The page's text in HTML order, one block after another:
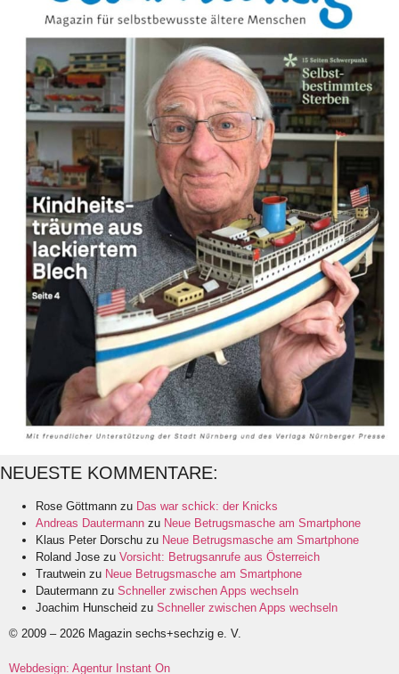
NEUESTE KOMMENTARE:
Rose Göttmann zu Das war schick: der Knicks
Andreas Dautermann zu Neue Betrugsmasche am Smartphone
Klaus Peter Dorschu zu Neue Betrugsmasche am Smartphone
Roland Jose zu Vorsicht: Betrugsanrufe aus Österreich
Trautwein zu Neue Betrugsmasche am Smartphone
Dautermann zu Schneller zwischen Apps wechseln
Joachim Hunscheid zu Schneller zwischen Apps wechseln
© 2009 – 2026 Magazin sechs+sechzig e. V.
Webdesign: Agentur Instant On